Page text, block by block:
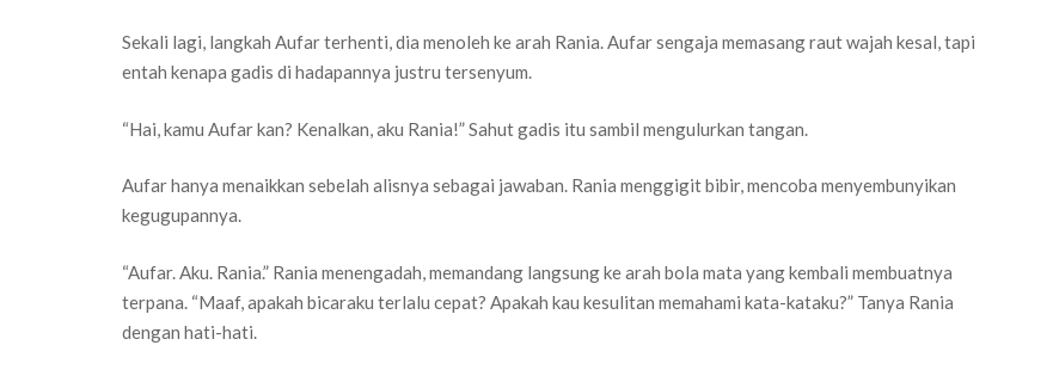
Sekali lagi, langkah Aufar terhenti, dia menoleh ke arah Rania. Aufar sengaja memasang raut wajah kesal, tapi
entah kenapa gadis di hadapannya justru tersenyum.
“Hai, kamu Aufar kan? Kenalkan, aku Rania!” Sahut gadis itu sambil mengulurkan tangan.
Aufar hanya menaikkan sebelah alisnya sebagai jawaban. Rania menggigit bibir, mencoba menyembunyikan
kegugupannya.
“Aufar. Aku. Rania.” Rania menengadah, memandang langsung ke arah bola mata yang kembali membuatnya
terpana. “Maaf, apakah bicaraku terlalu cepat? Apakah kau kesulitan memahami kata-kataku?” Tanya Rania
dengan hati-hati.